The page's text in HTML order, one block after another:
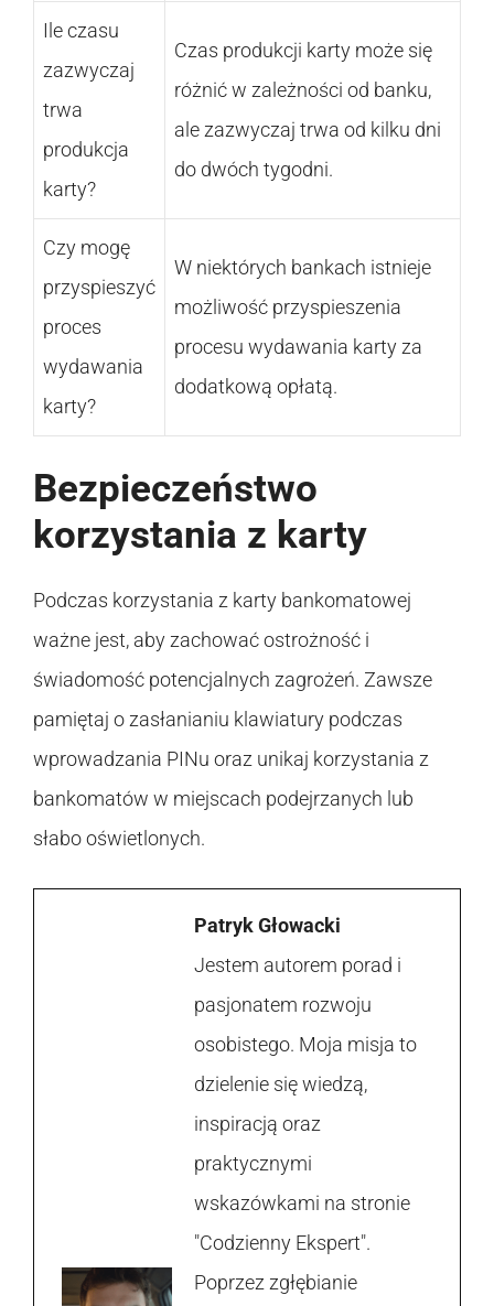
Ile czasu
zazwyczaj
trwa
produkcja
karty?
Czas produkcji karty może się
różnić w zależności od banku,
ale zazwyczaj trwa od kilku dni
do dwóch tygodni.
Czy mogę
przyspieszyć
proces
wydawania
karty?
W niektórych bankach istnieje
możliwość przyspieszenia
procesu wydawania karty za
dodatkową opłatą.
Bezpieczeństwo
korzystania z karty
Podczas korzystania z karty bankomatowej
ważne jest, aby zachować ostrożność i
świadomość potencjalnych zagrożeń. Zawsze
pamiętaj o zasłanianiu klawiatury podczas
wprowadzania PINu oraz unikaj korzystania z
bankomatów w miejscach podejrzanych lub
słabo oświetlonych.
Patryk Głowacki
Jestem autorem porad i
pasjonatem rozwoju
osobistego. Moja misja to
dzielenie się wiedzą,
inspiracją oraz
praktycznymi
wskazówkami na stronie
"Codzienny Ekspert".
Poprzez zgłębianie